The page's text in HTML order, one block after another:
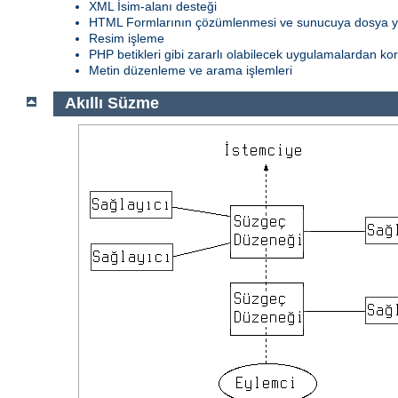
XML İsim-alanı desteği
HTML Formlarının çözümlenmesi ve sunucuya dosya
Resim işleme
PHP betikleri gibi zararlı olabilecek uygulamalardan
Metin düzenleme ve arama işlemleri
Akıllı Süzme